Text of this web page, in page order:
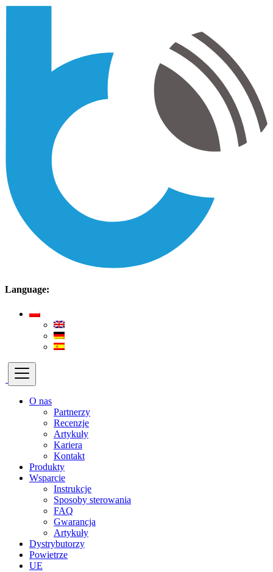
Language:
O nas
Partnerzy
Recenzje
Artykuły
Kariera
Kontakt
Produkty
Wsparcie
Instrukcje
Sposoby sterowania
FAQ
Gwarancja
Artykuły
Dystrybutorzy
Powietrze
UE